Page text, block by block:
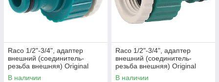
Raco 1/2"-3/4", адаптер
внешний (соединитель-
резьба внешняя) Original
4250-55220T
В наличии
Raco 1/2"-3/4", адаптер
внешний (соединитель-
резьба внешняя) Original
4250-55220C
В наличии